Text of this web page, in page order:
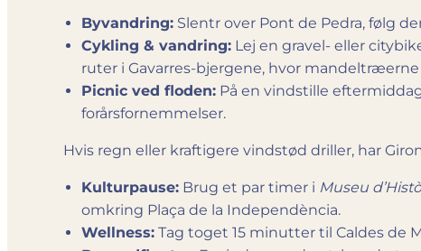
Byvandring: Slentr over Pont de Pedra, følg
Cykling & vandring: Lej en gravel- eller
ruter i Gavarres-bjergene, hvor
Picnic ved floden: På en vindstille
forårsfornemmelser.
Hvis regn eller kraftigere vindstød driller, har
Kulturpause: Brug et par timer i Museu
omkring Plaça de la Independència.
Wellness: Tag toget 15 minutter til Caldes de